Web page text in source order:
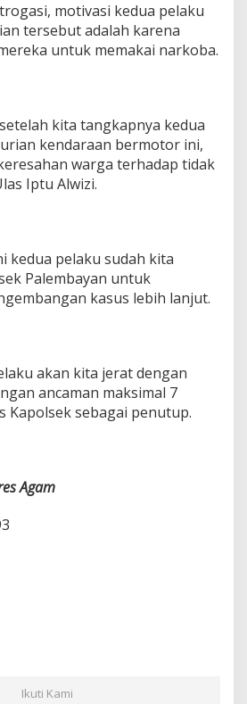
motivasi kedua pelaku
tersebut adalah karena
untuk memakai narkoba.
kita tangkapnya kedua
kendaraan bermotor ini,
warga terhadap tidak
Iptu Alwizi.
kedua pelaku sudah kita
Palembayan untuk
kasus lebih lanjut.
akan kita jerat dengan
ancaman maksimal 7
Kapolsek sebagai penutup.
Agam
Ikuti Kami